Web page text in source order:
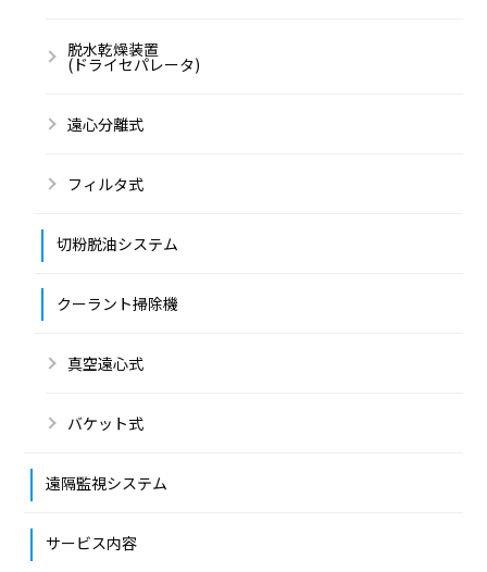
脱水乾燥装置
(ドライセパレータ)
遠心分離式
フィルタ式
切粉脱油システム
クーラント掃除機
真空遠心式
バケット式
遠隔監視システム
サービス内容